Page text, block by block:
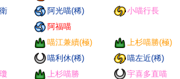
阿光喵(稀) 小喵行長
阿福喵
喵江兼續(極) 上杉喵勝(極)
喵利休(稀) 喵左近(稀)
上杉喵勝 宇喜多直喵